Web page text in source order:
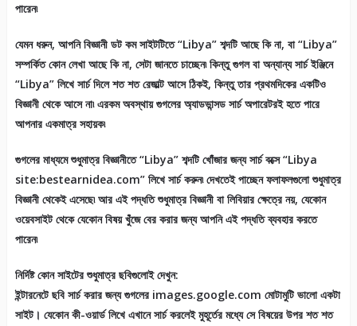
পারেন৷
যেমন ধরুন, আপনি বিজ্ঞানী ডট কম সাইটটিতে “Libya” শব্দটি আছে কি না, বা “Libya”
সম্পর্কিত কোন লেখা আছে কি না, সেটা জানতে চাচ্ছেন৷ কিন্তু গুগল বা অন্যান্য সার্চ ইঞ্জিনে
“Libya” লিখে সার্চ দিলে শত শত রেজাল্ট আসে ঠিকই, কিন্তু তার প্রথমদিকের একটিও
বিজ্ঞানী থেকে আসে না৷ এরকম অবস্থায় গুগলের অ্যাডভান্সড সার্চ অপারেটরই হতে পারে
আপনার একমাত্র সহায়ক৷
গুগলের মাধ্যমে শুধুমাত্র বিজ্ঞানীতে “Libya” শব্দটি খোঁজার জন্য সার্চ বক্সে “Libya
site:bestearnidea.com” লিখে সার্চ করুন৷ দেখতেই পাচ্ছেন ফলাফলগুলো শুধুমাত্র
বিজ্ঞানী থেকেই এসেছে৷ আর এই পদ্ধতি শুধুমাত্র বিজ্ঞানী বা লিবিয়ার ক্ষেত্রে নয়, যেকোন
ওয়েবসাইট থেকে যেকোন বিষয় খুঁজে বের করার জন্য আপনি এই পদ্ধতি ব্যবহার করতে
পারেন৷
নির্দিষ্ট কোন সাইটের শুধুমাত্র ছবিগুলোই দেখুন:
ইন্টারনেটে ছবি সার্চ করার জন্য গুগলের images.google.com মোটামুটি ভালো একটা
সাইট। যেকোন কী-ওয়ার্ড লিখে এখানে সার্চ করলেই মুহূর্তের মধ্যে সে বিষয়ের উপর শত শত